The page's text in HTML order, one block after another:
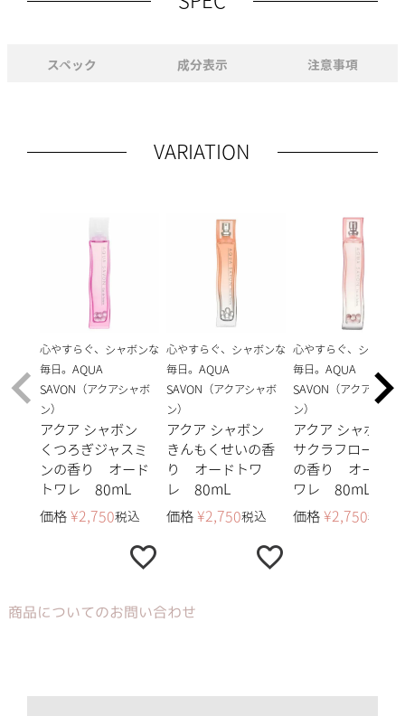
スペック 成分表示 注意事項
VARIATION
心やすらぐ、シャボンな
毎日。AQUA
SAVON（アクアシャボ
ン）
アクア シャボン
くつろぎジャスミ
ンの香り オード
トワレ 80mL
価格 ¥2,750税込
心やすらぐ、シャボンな
毎日。AQUA
SAVON（アクアシャボ
ン）
アクア シャボン
きんもくせいの香
り オードトワ
レ 80mL
価格 ¥2,750税込
心やすらぐ、シャボン
毎日。AQUA
SAVON（アクアシャボ
ン）
アクア シャボン
サクラフローラル
の香り オードト
ワレ 80mL
価格 ¥2,750税込
商品についてのお問い合わせ